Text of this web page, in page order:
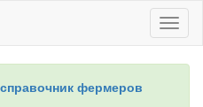
фермеров